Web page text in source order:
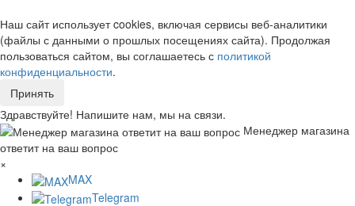
Наш сайт использует cookies, включая сервисы веб-аналитики
(файлы с данными о прошлых посещениях сайта). Продолжая
пользоваться сайтом, вы соглашаетесь с политикой
конфиденциальности.
Принять
Здравствуйте! Напишите нам, мы на связи.
Менеджер магазина
ответит на ваш вопрос
×
MAX
Telegram